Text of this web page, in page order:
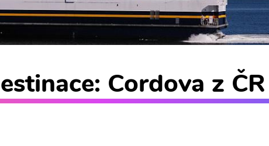
Cordova z